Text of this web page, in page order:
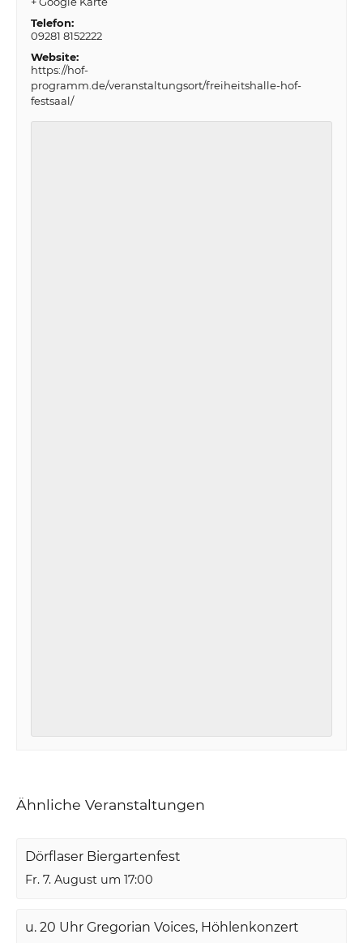
Telefon:
09281 8152222
Website:
https://hof-
programm.de/veranstaltungsort/freiheitshalle-hof-
festsaal/
Ähnliche Veranstaltungen
Dörflaser Biergartenfest
Fr. 7. August um 17:00
u. 20 Uhr Gregorian Voices, Höhlenkonzert